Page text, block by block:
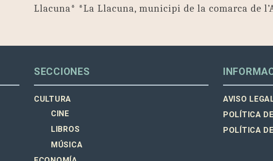
Llacuna* *La Llacuna, municipi de la comarca de
SECCIONES
CULTURA
CINE
LIBROS
MÚSICA
AVISO
POLÍTICA
POLÍTICA